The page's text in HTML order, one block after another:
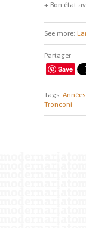
+ Bon état
See more:
Partager
Save
Tags:
Tronconi